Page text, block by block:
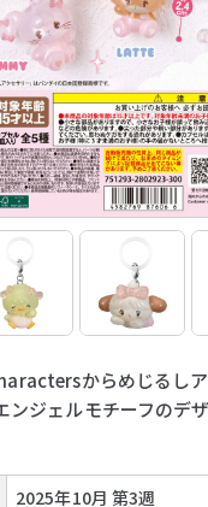
からめじるし
ンジェルモチーフのデ
2025年10月 第3週